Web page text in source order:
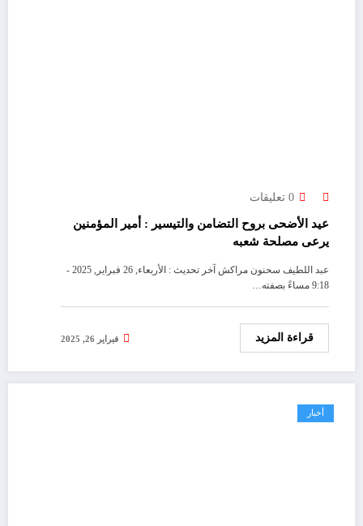
0 تعليقات
عيد الأضحى بروح التضامن والتيسير : أمير المؤمنين
يرعى مصلحة شعبه
عبد اللطيف سحنون مراكش آخر تحديث : الأربعاء, 26 فبراير, 2025 -
9:18 مساءً بصفته…
قراءة المزيد فبراير 26, 2025
أخبار